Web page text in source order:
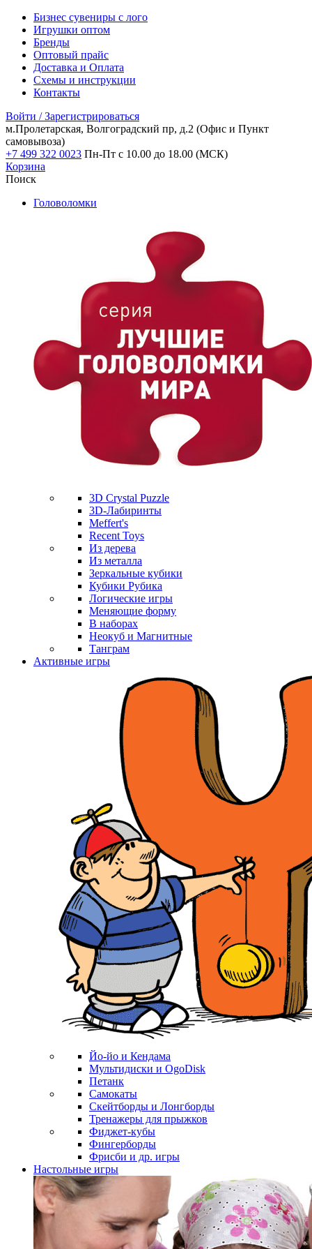
Бизнес сувениры с лого
Игрушки оптом
Бренды
Оптовый прайс
Доставка и Оплата
Схемы и инструкции
Контакты
Войти / Зарегистрироваться
м.Пролетарская, Волгоградский пр, д.2 (Офис и Пункт
самовывоза)
+7 499 322 0023 Пн-Пт с 10.00 до 18.00 (МСК)
Корзина
Поиск
Головоломки
3D Crystal Puzzle
3D-Лабиринты
Meffert's
Recent Toys
Из дерева
Из металла
Зеркальные кубики
Кубики Рубика
Логические игры
Меняющие форму
В наборах
Неокуб и Магнитные
Танграм
Активные игры
Йо-йо и Кендама
Мультидиски и OgoDisk
Петанк
Самокаты
Скейтборды и Лонгборды
Тренажеры для прыжков
Фиджет-кубы
Фингерборды
Фрисби и др. игры
Настольные игры